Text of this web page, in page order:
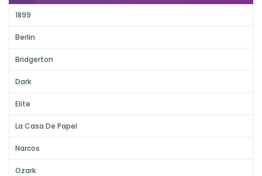
1899
Berlin
Bridgerton
Dark
Elite
La Casa De Papel
Narcos
Ozark